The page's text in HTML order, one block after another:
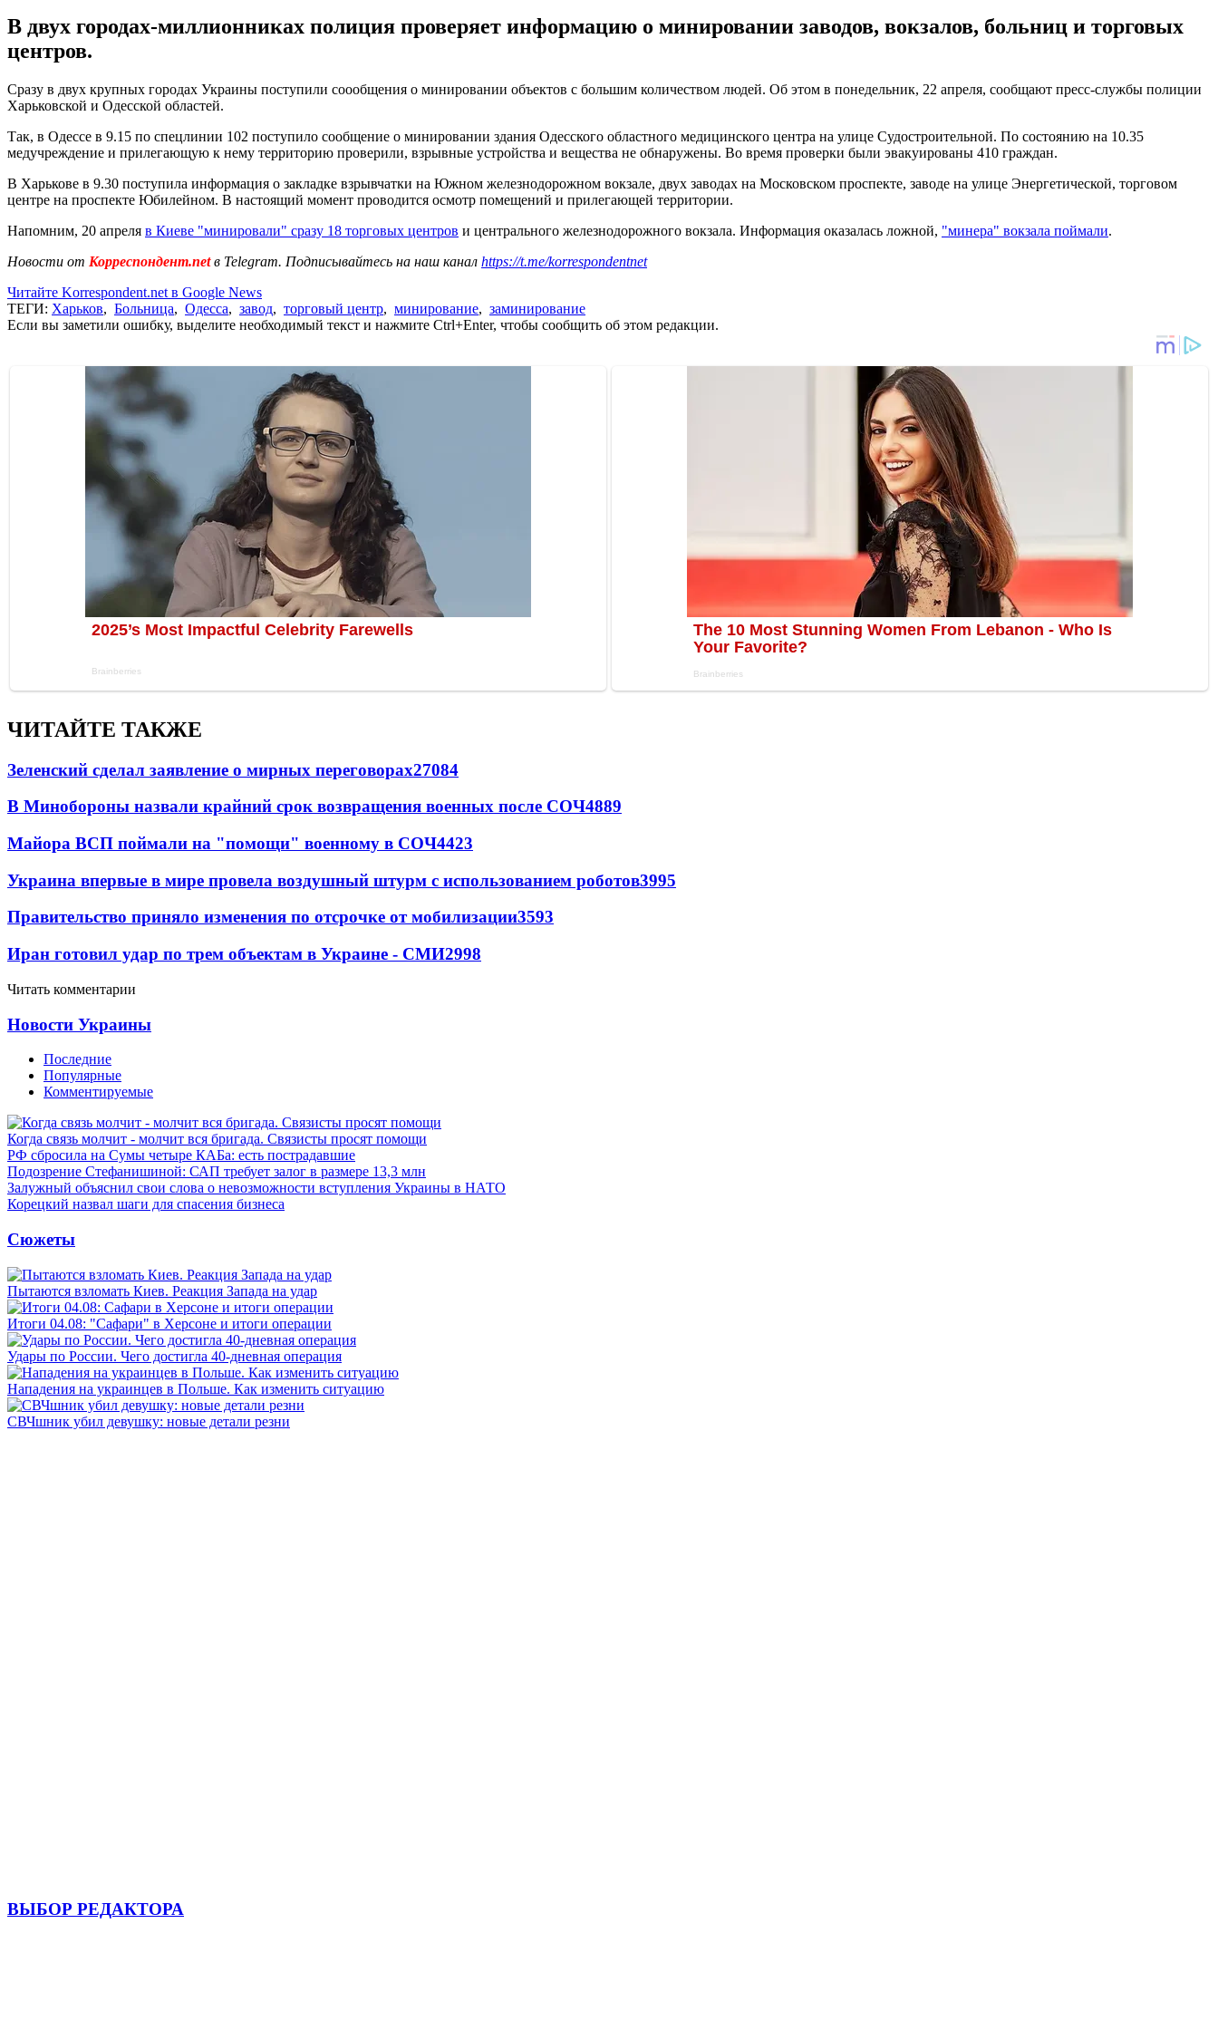
В двух городах-миллионниках полиция проверяет информацию о минировании заводов, вокзалов, больниц и торговых
центров.
Сразу в двух крупных городах Украины поступили соообщения о минировании объектов с большим количеством людей. Об этом в понедельник, 22 апреля, сообщают пресс-службы полиции
Харьковской и Одесской областей.
Так, в Одессе в 9.15 по спецлинии 102 поступило сообщение о минировании здания Одесского областного медицинского центра на улице Судостроительной. По состоянию на 10.35
медучреждение и прилегающую к нему территорию проверили, взрывные устройства и вещества не обнаружены. Во время проверки были эвакуированы 410 граждан.
В Харькове в 9.30 поступила информация о закладке взрывчатки на Южном железнодорожном вокзале, двух заводах на Московском проспекте, заводе на улице Энергетической, торговом
центре на проспекте Юбилейном. В настоящий момент проводится осмотр помещений и прилегающей территории.
Напомним, 20 апреля в Киеве "минировали" сразу 18 торговых центров и центрального железнодорожного вокзала. Информация оказалась ложной, "минера" вокзала поймали.
Новости от Корреспондент.netв Telegram. Подписывайтесь на наш канал https://t.me/korrespondentnet
Читайте Korrespondent.net в Google News
ТЕГИ: Харьков, Больница, Одесса, завод, торговый центр, минирование, заминирование
Если вы заметили ошибку, выделите необходимый текст и нажмите Ctrl+Enter, чтобы сообщить об этом редакции.
ЧИТАЙТЕ ТАКЖЕ
Зеленский сделал заявление о мирных переговорах27084
В Минобороны назвали крайний срок возвращения военных после СОЧ4889
Майора ВСП поймали на "помощи" военному в СОЧ4423
Украина впервые в мире провела воздушный штурм с использованием роботов3995
Правительство приняло изменения по отсрочке от мобилизации3593
Иран готовил удар по трем объектам в Украине - СМИ2998
Читать комментарии
Новости Украины
Последние
Популярные
Комментируемые
Когда связь молчит - молчит вся бригада. Связисты просят помощи
РФ сбросила на Сумы четыре КАБа: есть пострадавшие
Подозрение Стефанишиной: САП требует залог в размере 13,3 млн
Залужный объяснил свои слова о невозможности вступления Украины в НАТО
Корецкий назвал шаги для спасения бизнеса
Сюжеты
Пытаются взломать Киев. Реакция Запада на удар
Итоги 04.08: "Сафари" в Херсоне и итоги операции
Удары по России. Чего достигла 40-дневная операция
Нападения на украинцев в Польше. Как изменить ситуацию
СВЧшник убил девушку: новые детали резни
ВЫБОР РЕДАКТОРА